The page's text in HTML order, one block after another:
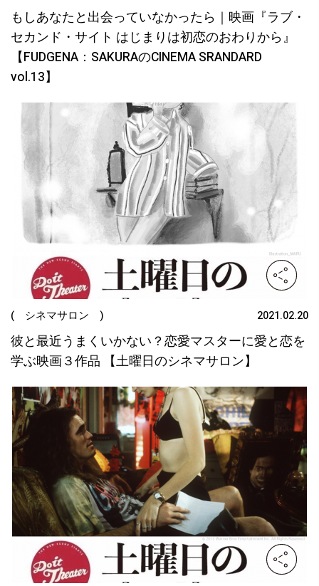
もしあなたと出会っていなかったら｜映画『ラブ・
セカンド・サイト はじまりは初恋のおわりから』
【FUDGENA：SAKURAのCINEMA SRANDARD
vol.13】
( シネマサロン ) 2021.02.20
彼と最近うまくいかない？恋愛マスターに愛と恋を
学ぶ映画３作品 【土曜日のシネマサロン】